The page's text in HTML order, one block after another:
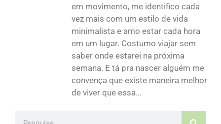
em movimento, me identifico cada
vez mais com um estilo de vida
minimalista e amo estar cada hora
em um lugar. Costumo viajar sem
saber onde estarei na próxima
semana. E tá pra nascer alguém me
convença que existe maneira melhor
de viver que essa...